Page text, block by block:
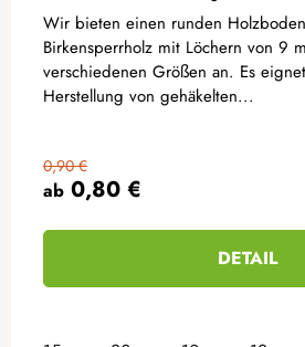
ab 0,80 €
0,90 €
DETAIL
Wir bieten einen runden
Birkensperrholz mit Löchern von 9
verschiedenen Größen an. Es
Herstellung von gehäkelten...